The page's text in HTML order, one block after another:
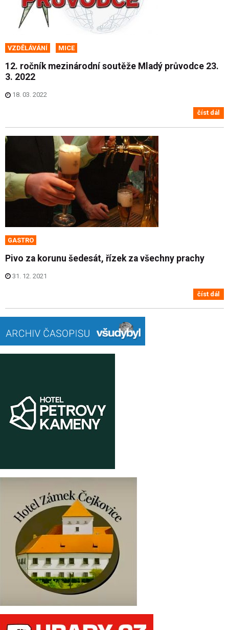
VZDĚLÁVÁNÍ MICE
12. ročník mezinárodní soutěže Mladý průvodce 23.
3. 2022
18. 03. 2022
číst dál
GASTRO
Pivo za korunu šedesát, řízek za všechny prachy
31. 12. 2021
číst dál